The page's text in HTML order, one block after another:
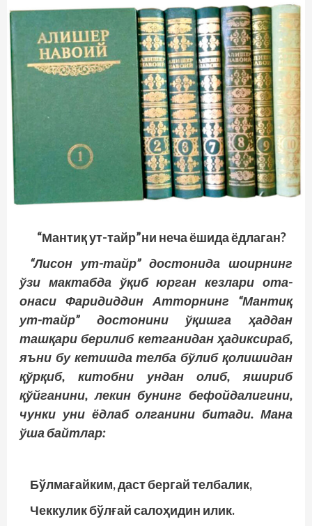
“Мантиқ ут-тайр”ни неча ёшида ёдлаган?
“Лисон ут-тайр” достонида шоирнинг
ўзи мактабда ўқиб юрган кезлари ота-
онаси Фаридиддин Атторнинг “Мантиқ
ут-тайр” достонини ўқишга ҳаддан
ташқари берилиб кетганидан ҳадиксираб,
яъни бу кетишда телба бўлиб қолишидан
қўрқиб, китобни ундан олиб, яшириб
қўйганини, лекин бунинг бефойдалигини,
чунки уни ёдлаб олганини битади. Мана
ўша байтлар:
Бўлмағайким, даст бергай телбалик,
Чеккулик бўлғай салоҳидин илик.